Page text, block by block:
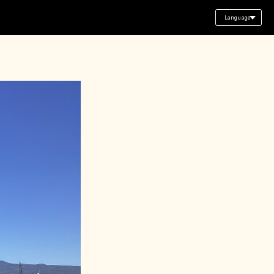
Language